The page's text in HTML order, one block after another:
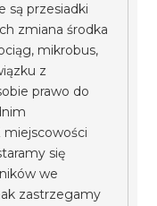
są przesiadki
zmiana środka
mikrobus,
z
prawo do
się
we
zastrzegamy